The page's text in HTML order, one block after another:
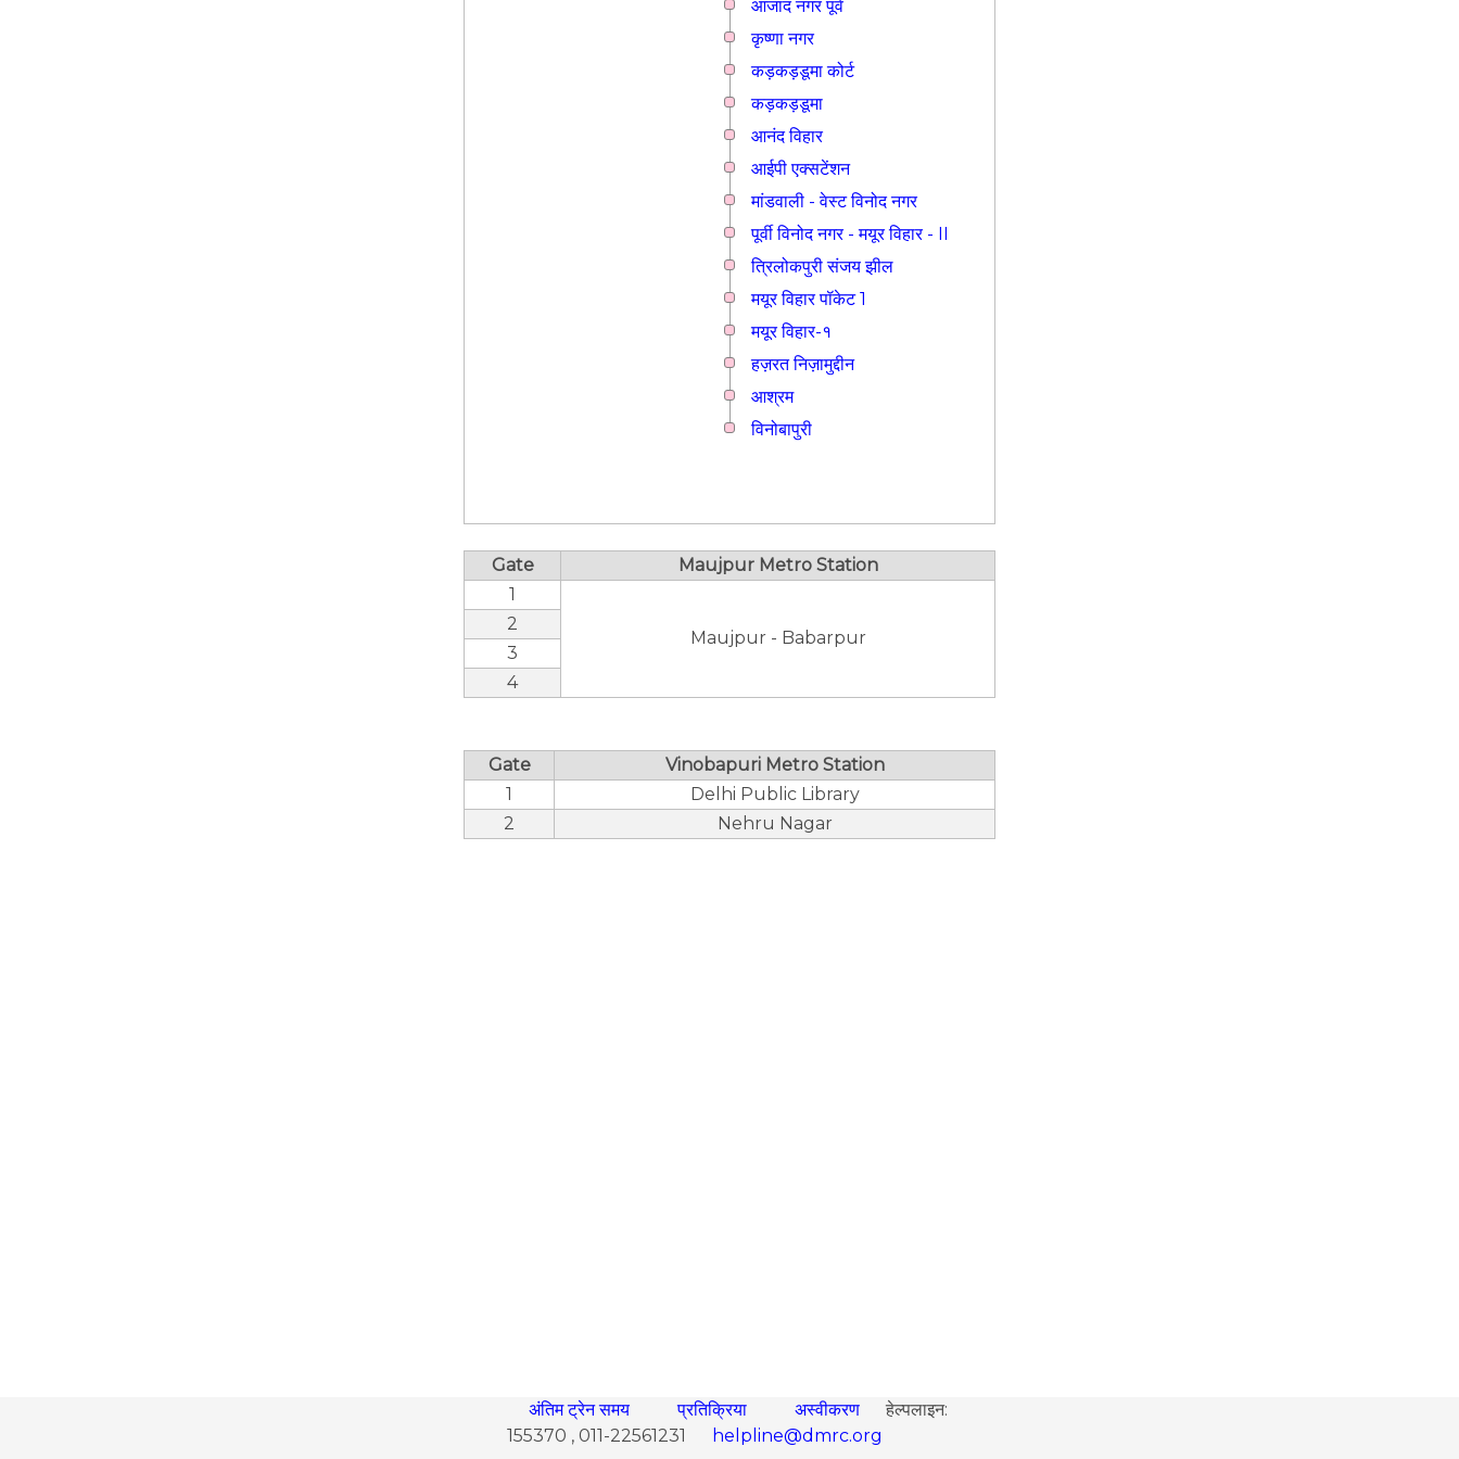
आजाद नगर पूर्व
कृष्णा नगर
कड़कड़डूमा कोर्ट
कड़कड़डूमा
आनंद विहार
आईपी एक्सटेंशन
मांडवाली - वेस्ट विनोद नगर
पूर्वी विनोद नगर - मयूर विहार - II
त्रिलोकपुरी संजय झील
मयूर विहार पॉकेट 1
मयूर विहार-१
हज़रत निज़ामुद्दीन
आश्रम
विनोबापुरी
Gate
Maujpur Metro Station
1
Maujpur - Babarpur
2
3
4
Gate
Vinobapuri Metro Station
1
Delhi Public Library
2
Nehru Nagar
अंतिम ट्रेन समय प्रतिक्रिया अस्वीकरण
हेल्पलाइन:
155370 , 011-22561231
helpline@dmrc.org